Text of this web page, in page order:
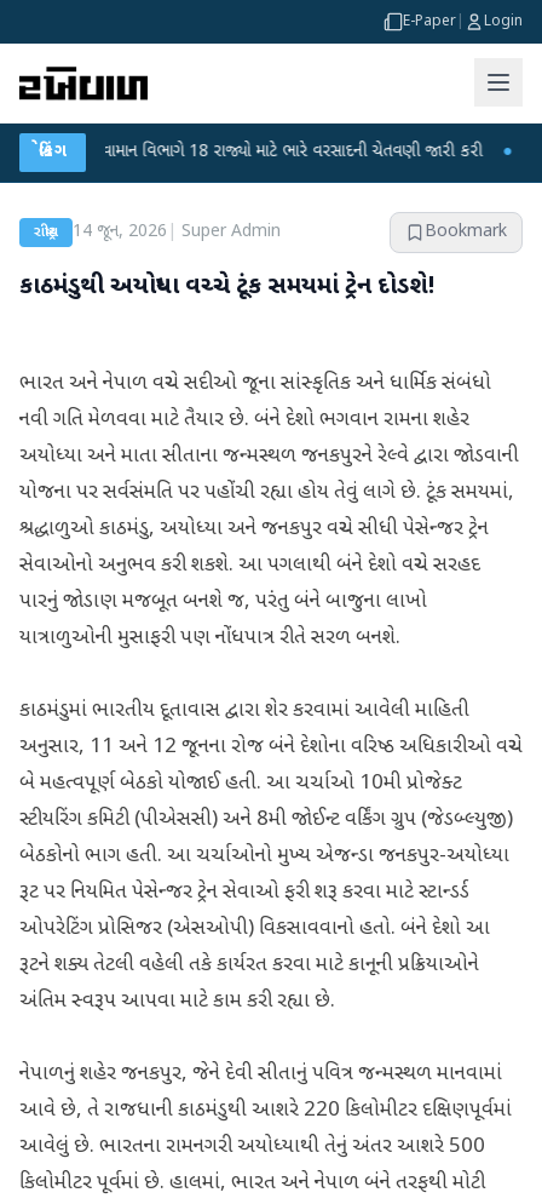
E-Paper Login
બ્રેકિંગ
હવામાન વિભાગે 18 રાજ્યો માટે ભારે વરસાદની ચેતવણી જારી કરી ●
રાષ્ટ્રીય 14 જૂન, 2026 Super Admin Bookmark
કાઠમંડુથી અયોધ્યા વચ્ચે ટૂંક સમયમાં ટ્રેન દોડશે!
ભારત અને નેપાળ વચ્ચે સદીઓ જૂના સાંસ્કૃતિક અને ધાર્મિક સંબંધો
નવી ગતિ મેળવવા માટે તૈયાર છે. બંને દેશો ભગવાન રામના શહેર
અયોધ્યા અને માતા સીતાના જન્મસ્થળ જનકપુરને રેલ્વે દ્વારા જોડવાની
યોજના પર સર્વસંમતિ પર પહોંચી રહ્યા હોય તેવું લાગે છે. ટૂંક સમયમાં,
શ્રદ્ધાળુઓ કાઠમંડુ, અયોધ્યા અને જનકપુર વચ્ચે સીધી પેસેન્જર ટ્રેન
સેવાઓનો અનુભવ કરી શકશે. આ પગલાથી બંને દેશો વચ્ચે સરહદ
પારનું જોડાણ મજબૂત બનશે જ, પરંતુ બંને બાજુના લાખો
યાત્રાળુઓની મુસાફરી પણ નોંધપાત્ર રીતે સરળ બનશે.
કાઠમંડુમાં ભારતીય દૂતાવાસ દ્વારા શેર કરવામાં આવેલી માહિતી
અનુસાર, 11 અને 12 જૂનના રોજ બંને દેશોના વરિષ્ઠ અધિકારીઓ વચ્ચે
બે મહત્વપૂર્ણ બેઠકો યોજાઈ હતી. આ ચર્ચાઓ 10મી પ્રોજેક્ટ
સ્ટીયરિંગ કમિટી (પીએસસી) અને 8મી જોઈન્ટ વર્કિંગ ગ્રુપ (જેડબ્લ્યુજી)
બેઠકોનો ભાગ હતી. આ ચર્ચાઓનો મુખ્ય એજન્ડા જનકપુર-અયોધ્યા
રૂટ પર નિયમિત પેસેન્જર ટ્રેન સેવાઓ ફરી શરૂ કરવા માટે સ્ટાન્ડર્ડ
ઓપરેટિંગ પ્રોસિજર (એસઓપી) વિકસાવવાનો હતો. બંને દેશો આ
રૂટને શક્ય તેટલી વહેલી તકે કાર્યરત કરવા માટે કાનૂની પ્રક્રિયાઓને
અંતિમ સ્વરૂપ આપવા માટે કામ કરી રહ્યા છે.
નેપાળનું શહેર જનકપુર, જેને દેવી સીતાનું પવિત્ર જન્મસ્થળ માનવામાં
આવે છે, તે રાજધાની કાઠમંડુથી આશરે 220 કિલોમીટર દક્ષિણપૂર્વમાં
આવેલું છે. ભારતના રામનગરી અયોધ્યાથી તેનું અંતર આશરે 500
કિલોમીટર પૂર્વમાં છે. હાલમાં, ભારત અને નેપાળ બંને તરફથી મોટી